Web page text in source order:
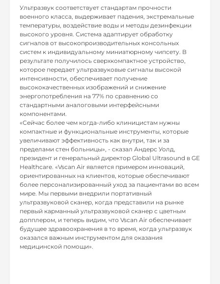
Ультразвук соответствует стандартам прочности
военного класса, выдерживает падения, экстремальные
температуры, воздействие воды и методы дезинфекции
высокого уровня. Система адаптирует обработку
сигналов от высокопроизводительных консольных
систем к индивидуальному миниатюрному чипсету. В
результате получилось сверхкомпактное устройство,
которое передает ультразвуковые сигналы высокой
интенсивности, обеспечивает получение
высококачественных изображений и снижение
энергопотребления на 77% по сравнению со
стандартными аналоговыми интерфейсными
компонентами.
«Сейчас более чем когда-либо клиницистам нужны
компактные и функциональные инструменты, которые
увеличивают эффективность как внутри, так и за
пределами стен больницы», - сказал Андерс Уолд,
президент и генеральный директор Global Ultrasound в GE
Healthcare. «Vscan Air является примером инноваций,
ориентированных на клиентов, которые обеспечивают
более персонализированный уход за пациентами во всем
мире. Мы первыми внедрили портативный
ультразвуковой сканер, когда представили на рынке
первый карманный ультразвуковой сканер с цветным
допплером, и теперь видим, что Vscan Air обеспечивает
будущее здравоохранения в то время, когда ультразвук
оказался важным инструментом для оказания
медицинской помощи».